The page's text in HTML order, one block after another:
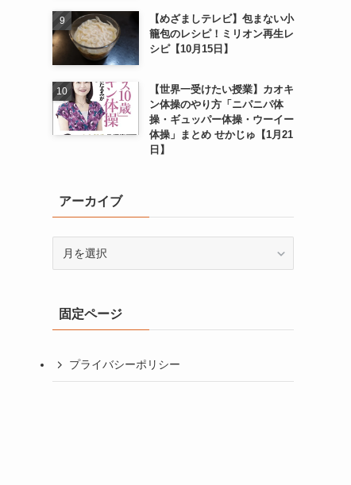
【めざましテレビ】包まない小
籠包のレシピ！ミリオン再生レ
シピ【10月15日】
【世界一受けたい授業】カオキ
ン体操のやり方「ニパニパ体
操・ギュッパー体操・ウーイー
体操」まとめ せかじゅ【1月21
日】
アーカイブ
ブ固定ページ
プライバシーポリシー